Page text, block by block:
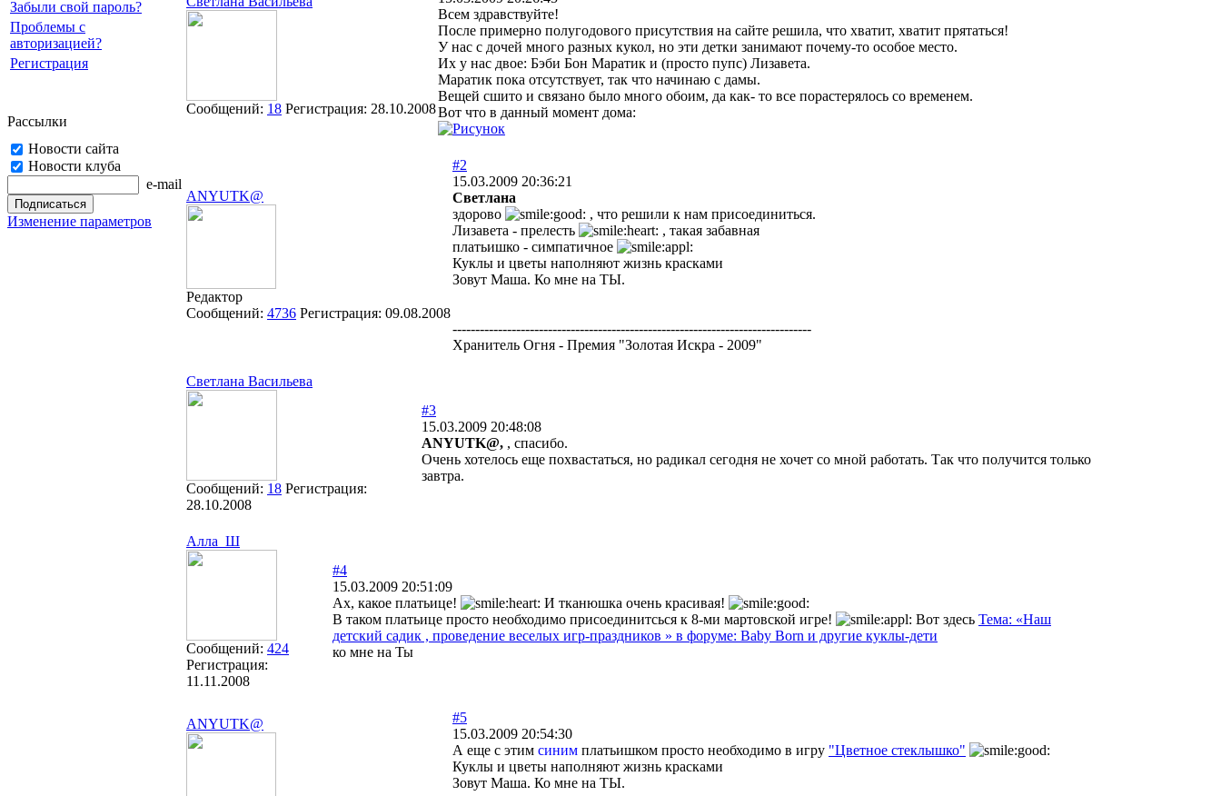
Забыли свой пароль?
Проблемы с
авторизацией?
Регистрация
Рассылки
Новости сайта
Новости клуба
e-mail
Изменение параметров
Сообщений: 18 Регистрация: 28.10.2008
Всем здравствуйте!
После примерно полугодового присутствия на сайте решила, что хватит, хватит прятаться!
У нас с дочей много разных кукол, но эти детки занимают почему-то особое место.
Их у нас двое: Бэби Бон Маратик и (просто пупс) Лизавета.
Маратик пока отсутствует, так что начинаю с дамы.
Вещей сшито и связано было много обоим, да как- то все порастерялось со временем.
Вот что в данный момент дома:
ANYUTK@
Редактор
Сообщений: 4736 Регистрация: 09.08.2008
#2
15.03.2009 20:36:21
Cветлана
здорово
, что решили к нам присоединиться.
Лизавета - прелесть
, такая забавная
платьишко - симпатичное
Куклы и цветы наполняют жизнь красками
Зовут Маша. Ко мне на ТЫ.
-------------------------------------------------------------------------------
Хранитель Огня - Премия "Золотая Искра - 2009"
Cветлана Васильева
Сообщений: 18 Регистрация:
28.10.2008
#3
15.03.2009 20:48:08
ANYUTK@, , спасибо.
Очень хотелось еще похвастаться, но радикал сегодня не хочет со мной работать. Так что получится только
завтра.
Алла_Ш
Сообщений: 424
Регистрация:
11.11.2008
#4
15.03.2009 20:51:09
Ах, какое платьице!
И тканюшка очень красивая!
В таком платьице просто необходимо присоединитсься к 8-ми мартовской игре!
Вот здесь Тема: «Наш
детский садик , проведение веселых игр-праздников » в форуме: Baby Born и другие куклы-дети
ко мне на Ты
ANYUTK@
#5
15.03.2009 20:54:30
А еще с этим синим платьишком просто необходимо в игру "Цветное стеклышко"
Куклы и цветы наполняют жизнь красками
Зовут Маша. Ко мне на ТЫ.